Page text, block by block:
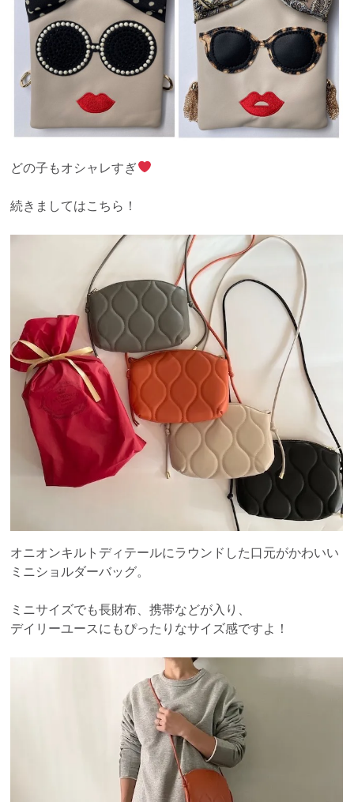
どの子もオシャレすぎ
続きましてはこちら！
オニオンキルトディテールにラウンドした口元がかわいい
ミニショルダーバッグ。
ミニサイズでも長財布、携帯などが入り、
デイリーユースにもぴったりなサイズ感ですよ！